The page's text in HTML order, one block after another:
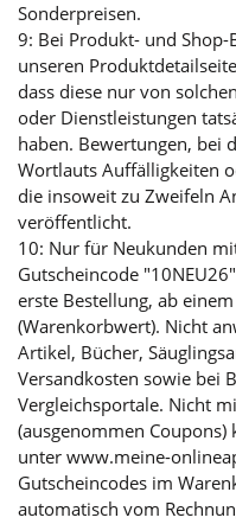
Sonderpreisen.
9: Bei Produkt- und
unseren
dass diese nur von
oder Dienstleistungen
haben. Bewertungen, bei
Wortlauts Auffälligkeiten
die insoweit zu Zweifeln
veröffentlicht.
10: Nur für Neukunden
Gutscheincode
erste Bestellung, ab
(Warenkorbwert). Nicht
Artikel, Bücher,
Versandkosten sowie bei
Vergleichsportale. Nicht
(ausgenommen
unter www.meine-
Gutscheincodes im
automatisch vom